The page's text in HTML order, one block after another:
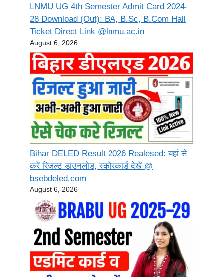
LNMU UG 4th Semester Admit Card 2024-
28 Download (Out): BA, B.Sc, B.Com Hall
Ticket Direct Link @lnmu.ac.in
August 6, 2026
Bihar DELED Result 2026 Realesed: यहां से
करें रिजल्ट डाउनलोड, स्कोरकार्ड देखें @
bsebdeled.com
August 6, 2026